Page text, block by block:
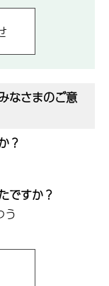
なさまのご意
？
ですか？
う